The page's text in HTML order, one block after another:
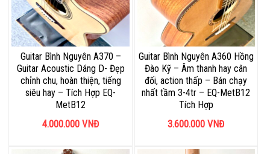
Guitar Bình Nguyên A370 –
Guitar Acoustic Dáng D- Đẹp
chỉnh chu, hoàn thiện, tiếng
siêu hay – Tích Hợp EQ-
MetB12
4.000.000 VNĐ
Guitar Bình Nguyên A360 Hồng
Đào Kỹ – Âm thanh hay cân
đối, action thấp – Bán chạy
nhất tầm 3-4tr – EQ-MetB12
Tích Hợp
3.600.000 VNĐ